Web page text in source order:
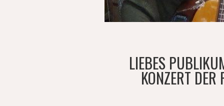
LIEBES
KONZERT